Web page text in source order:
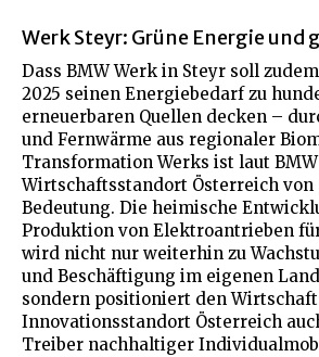
Werk Steyr: Grüne Energie und
Dass BMW Werk in Steyr soll
2025 seinen Energiebedarf zu
erneuerbaren Quellen decken –
und Fernwärme aus regionaler
Transformation Werks ist laut
Wirtschaftsstandort Österreich von
Bedeutung. Die heimische
Produktion von Elektroantrieben
wird nicht nur weiterhin zu
und Beschäftigung im eigenen
sondern positioniert den
Innovationsstandort Österreich
Treiber nachhaltiger